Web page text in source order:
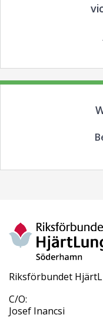
Riksförbundet
C/O:
Josef Inancsi